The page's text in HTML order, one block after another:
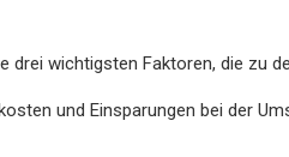
wichtigsten Faktoren, die zu
und Einsparungen bei der